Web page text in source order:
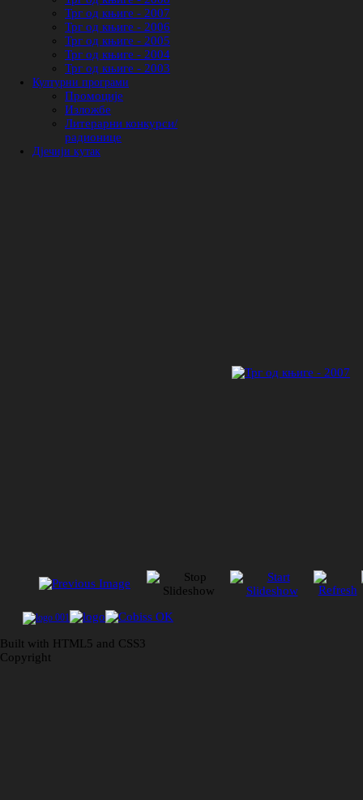
Трг од књиге - 2007
Трг од књиге - 2006
Трг од књиге - 2005
Трг од књиге - 2004
Трг од књиге - 2003
Културни програми
Промоције
Изложбе
Литерарни конкурси/
радионице
Дјечији кутак
Built with HTML5 and CSS3
Copyright